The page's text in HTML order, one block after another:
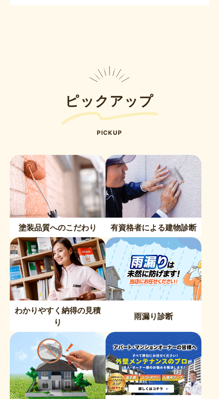
ピックアップ
PICKUP
塗装品質へのこだわり 有資格者による建物診断
わかりやすく納得の見積
り
雨漏り診断